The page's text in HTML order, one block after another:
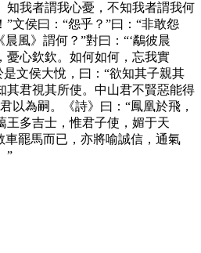
知我者謂我心憂，不知我者謂我何
文侯曰：“怨乎？”曰：“非敢怨
風》謂何？”對曰：“‘鷸彼晨
憂心欽欽。如何如何，忘我實
是文侯大悅，曰：“欲知其子親其
其君視其所使。中山君不賢惡能得
以為嗣。《詩》曰：“鳳凰於飛，
王多吉士，惟君子使，媚于天
車罷馬而已，亦將喻誠信，通氣
”